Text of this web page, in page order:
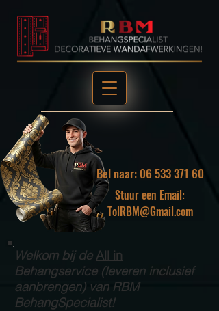
Stuur een Email:
TolRBM@Gmail.com
Bel naar: 06 533 371 60
Welkom bij deAll in
Behangservice (leveren inclusief
aanbrengen) van RBM
BehangSpecialist!